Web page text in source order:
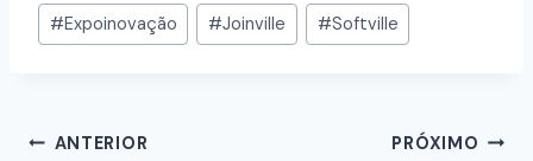
#Expoinovação #Joinville #Softville
ANTERIOR PRÓXIMO